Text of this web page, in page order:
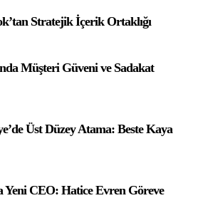
Stratejik İçerik Ortaklığı
Müşteri Güveni ve Sadakat
Üst Düzey Atama: Beste Kaya
Yeni CEO: Hatice Evren Göreve